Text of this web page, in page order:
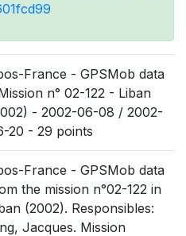
France - GPSMob data
n° 02-122 - Liban
- 2002-06-08 / 2002-
20 - 29 points
France - GPSMob data
the mission n°02-122 in
(2002). Responsibles:
Jacques. Mission